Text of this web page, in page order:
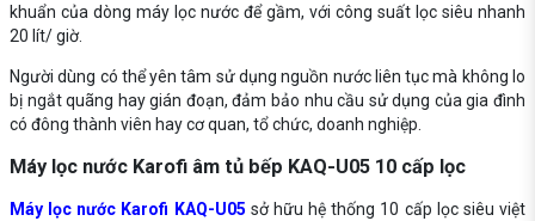
khuẩn của dòng máy lọc nước để gầm, với công suất lọc siêu nhanh
20 lít/ giờ.
Người dùng có thể yên tâm sử dụng nguồn nước liên tục mà không lo
bị ngắt quãng hay gián đoạn, đảm bảo nhu cầu sử dụng của gia đình
có đông thành viên hay cơ quan, tổ chức, doanh nghiệp.
Máy lọc nước Karofi âm tủ bếp KAQ-U05 10 cấp lọc
Máy lọc nước Karofi KAQ-U05 sở hữu hệ thống 10 cấp lọc siêu việt